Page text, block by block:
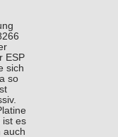
ESP
sich
so
ist es
auch